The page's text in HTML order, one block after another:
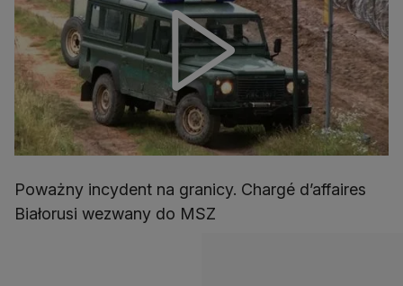
Poważny incydent na granicy. Chargé d’affaires
Białorusi wezwany do MSZ